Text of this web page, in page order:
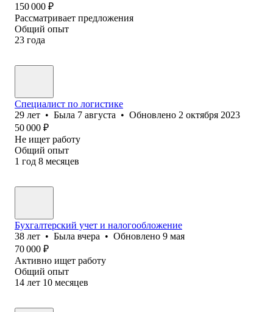
150 000 ₽
Рассматривает предложения
Общий опыт
23 года
Специалист по логистике
29 лет • Была 7 августа • Обновлено 2 октября 2023
50 000 ₽
Не ищет работу
Общий опыт
1 год 8 месяцев
Бухгалтерский учет и налогообложение
38 лет • Была вчера • Обновлено 9 мая
70 000 ₽
Активно ищет работу
Общий опыт
14 лет 10 месяцев